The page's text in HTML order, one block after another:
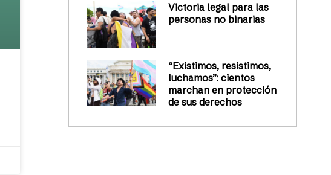
Victoria legal para las
personas no binarias
“Existimos, resistimos,
luchamos”: cientos
marchan en protección
de sus derechos